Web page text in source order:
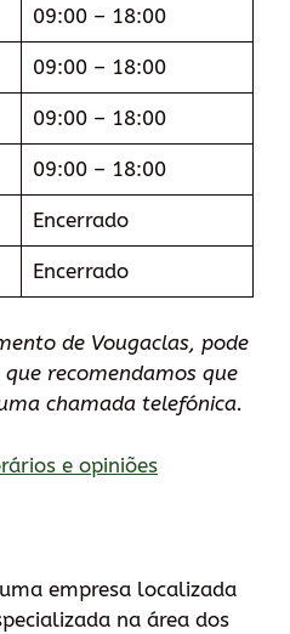
09:00 – 18:00
09:00 – 18:00
09:00 – 18:00
09:00 – 18:00
Encerrado
Encerrado
de Vougaclas, pode
recomendamos que
chamada telefónica.
e opiniões
empresa localizada
na área dos